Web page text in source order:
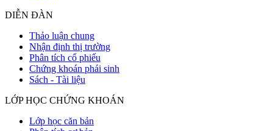
DIỄN ĐÀN
Thảo luận chung
Nhận định thị trường
Phân tích cổ phiếu
Chứng khoán phái sinh
Sách - Tài liệu
LỚP HỌC CHỨNG KHOÁN
Lớp học căn bản